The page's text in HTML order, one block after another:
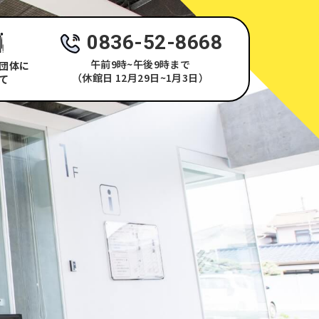
体に
0836-52-8668
午前9時~午後9時まで
（休館日 12月29日~1月3日）